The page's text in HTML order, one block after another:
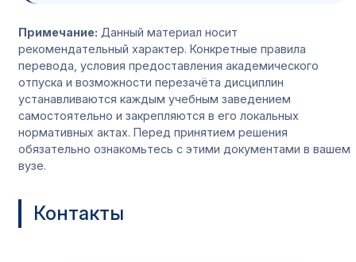
Примечание: Данный материал носит
рекомендательный характер. Конкретные правила
перевода, условия предоставления академического
отпуска и возможности перезачёта дисциплин
устанавливаются каждым учебным заведением
самостоятельно и закрепляются в его локальных
нормативных актах. Перед принятием решения
обязательно ознакомьтесь с этими документами в вашем
вузе.
Контакты